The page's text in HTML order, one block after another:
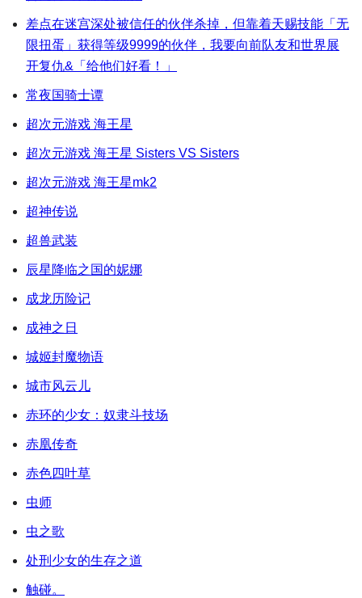
差点在迷宫深处被信任的伙伴杀掉，但靠着天赐技能「无
限扭蛋」获得等级9999的伙伴，我要向前队友和世界展
开复仇&「给他们好看！」
常夜国骑士谭
超次元游戏 海王星
超次元游戏 海王星 Sisters VS Sisters
超次元游戏 海王星mk2
超神传说
超兽武装
辰星降临之国的妮娜
成龙历险记
成神之日
城姬封魔物语
城市风云儿
赤环的少女：奴隶斗技场
赤凰传奇
赤色四叶草
虫师
虫之歌
处刑少女的生存之道
触碰。